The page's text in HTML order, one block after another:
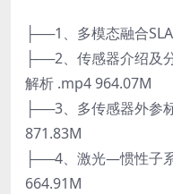
├──1、多模态融合
├──2、传感器介绍及
解析 .mp4 964.07M
├──3、多传感器外参
871.83M
├──4、激光—惯性子
664.91M